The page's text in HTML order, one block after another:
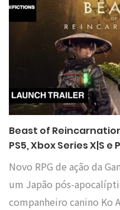
Beast of
PS5, Xbox Series X|S e
Novo RPG de ação da
um Japão pós-
companheiro canino Ko